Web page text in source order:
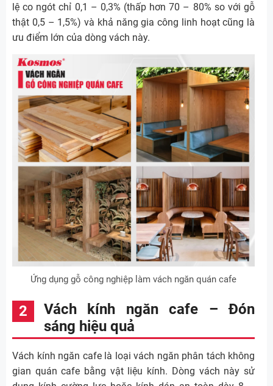
lệ co ngót chỉ 0,1 – 0,3% (thấp hơn 70 – 80% so với gỗ
thật 0,5 – 1,5%) và khả năng gia công linh hoạt cũng là
ưu điểm lớn của dòng vách này.
Ứng dụng gỗ công nghiệp làm vách ngăn quán cafe
Vách kính ngăn cafe – Đón
sáng hiệu quả
Vách kính ngăn cafe là loại vách ngăn phân tách không
gian quán cafe bằng vật liệu kính. Dòng vách này sử